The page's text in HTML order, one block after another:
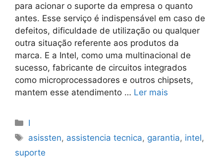
para acionar o suporte da empresa o quanto
antes. Esse serviço é indispensável em caso de
defeitos, dificuldade de utilização ou qualquer
outra situação referente aos produtos da
marca. E a Intel, como uma multinacional de
sucesso, fabricante de circuitos integrados
como microprocessadores e outros chipsets,
mantem esse atendimento … Ler mais
Categorias
I
Tags
asissten, assistencia tecnica, garantia, intel,
suporte